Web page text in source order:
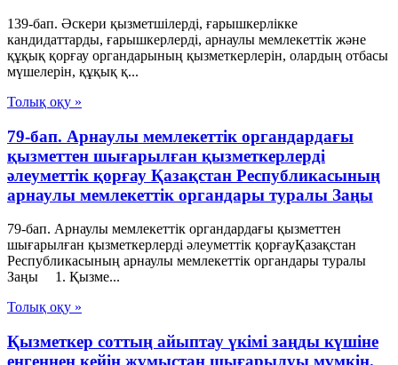
139-бап. Әскери қызметшілерді, ғарышкерлікке
кандидаттарды, ғарышкерлерді, арнаулы мемлекеттік және
құқық қорғау органдарының қызметкерлерін, олардың отбасы
мүшелерін, құқық қ...
Толық оқу »
79-бап. Арнаулы мемлекеттік органдардағы
қызметтен шығарылған қызметкерлерді
әлеуметтік қорғау Қазақстан Республикасының
арнаулы мемлекеттік органдары туралы Заңы
79-бап. Арнаулы мемлекеттік органдардағы қызметтен
шығарылған қызметкерлерді әлеуметтік қорғауҚазақстан
Республикасының арнаулы мемлекеттік органдары туралы
Заңы 1. Қызме...
Толық оқу »
Қызметкер соттың айыптау үкімі заңды күшіне
енгеннен кейін жұмыстан шығарылуы мүмкін.